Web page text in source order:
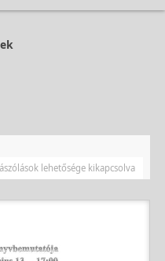
lehetősége kikapcsolva